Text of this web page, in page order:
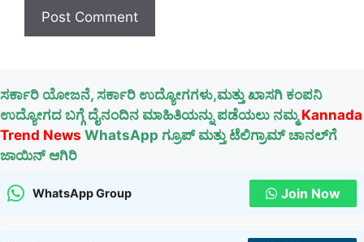
ಸರ್ಕಾರಿ ಯೋಜನೆ, ಸರ್ಕಾರಿ ಉದ್ಯೋಗಗಳು,ಮತ್ತು ಖಾಸಗಿ ಕಂಪನಿ
ಉದ್ಯೋಗದ ಬಗ್ಗೆ ದೈನಂದಿನ ಮಾಹಿತಿಯನ್ನು ಪಡೆಯಲು ನಮ್ಮ Kannada
Trend News WhatsApp ಗ್ರೂಪ್ ಮತ್ತು ಟೆಲಿಗ್ರಾಮ್ ಚಾನಲ್‌ಗೆ
ಜಾಯಿನ್ ಆಗಿರಿ
WhatsApp Group Join Now